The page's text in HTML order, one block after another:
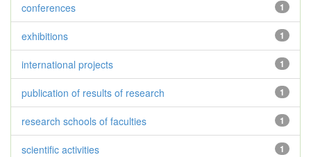
1
conferences
1
exhibitions
1
international projects
1
publication of results of research
1
research schools of faculties
1
scientific activities